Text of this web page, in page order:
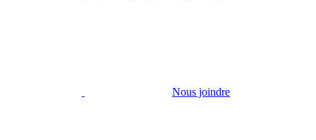
Nous joindre